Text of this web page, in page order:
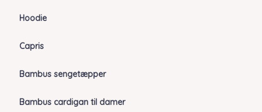
Hoodie
Capris
Bambus sengetæpper
Bambus cardigan til damer